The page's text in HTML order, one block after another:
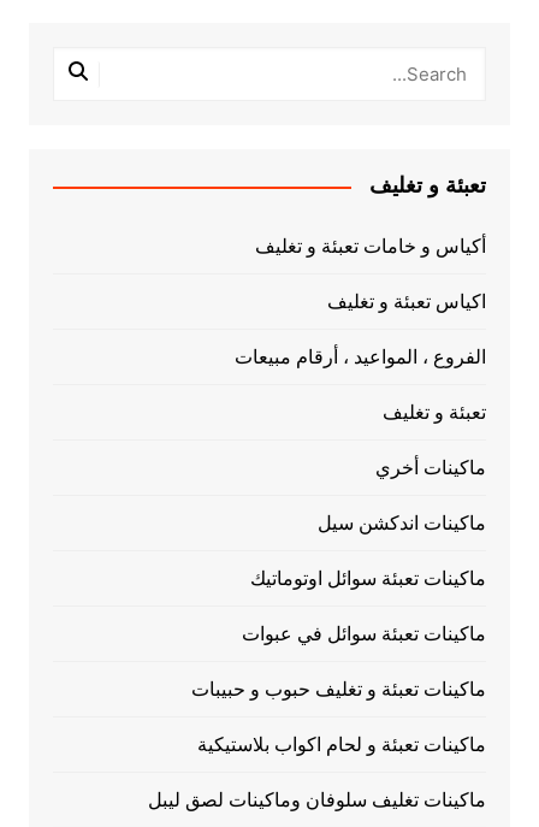
تعبئة و تغليف
أكياس و خامات تعبئة و تغليف
اكياس تعبئة و تغليف
الفروع ، المواعيد ، أرقام مبيعات
تعبئة و تغليف
ماكينات أخري
ماكينات اندكشن سيل
ماكينات تعبئة سوائل اوتوماتيك
ماكينات تعبئة سوائل في عبوات
ماكينات تعبئة و تغليف حبوب و حبيبات
ماكينات تعبئة و لحام اكواب بلاستيكية
ماكينات تغليف سلوفان وماكينات لصق ليبل